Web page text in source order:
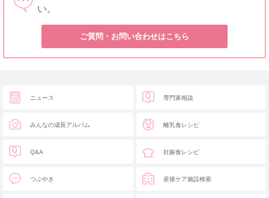
い。
ご質問・お問い合わせはこちら
ニュース
みんなの成長アルバム
Q&A
つぶやき
専門家相談
離乳食レシピ
妊娠食レシピ
産後ケア施設検索